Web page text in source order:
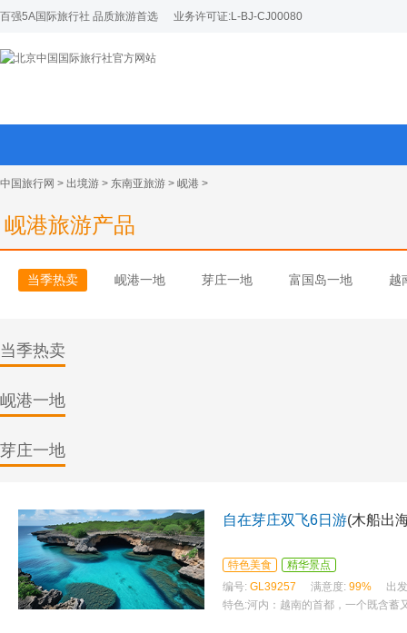
百强5A国际旅行社 品质旅游首选 业务许可证:L-BJ-CJ00080
中国旅行网 > 出境游 > 东南亚旅游 > 岘港 >
岘港旅游产品
当季热卖 岘港一地 芽庄一地 富国岛一地 越
当季热卖
岘港一地
芽庄一地
自在芽庄双飞6日游(木船出
特色美食
精华景点
编号: GL39257 满意度: 99%
出
特色:河内：越南的首都，一个既含蓄